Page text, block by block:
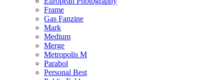
Frame
Gas Fanzine
Mark
Medium
Merge
Metropolis M
Parabol
Personal Best